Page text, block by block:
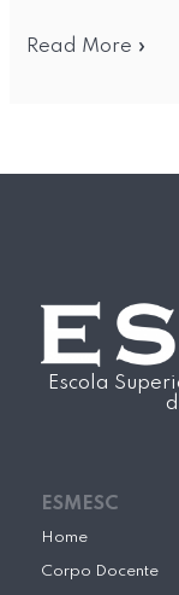
Read More »
Escola
ESMESC
Home
Corpo Docente